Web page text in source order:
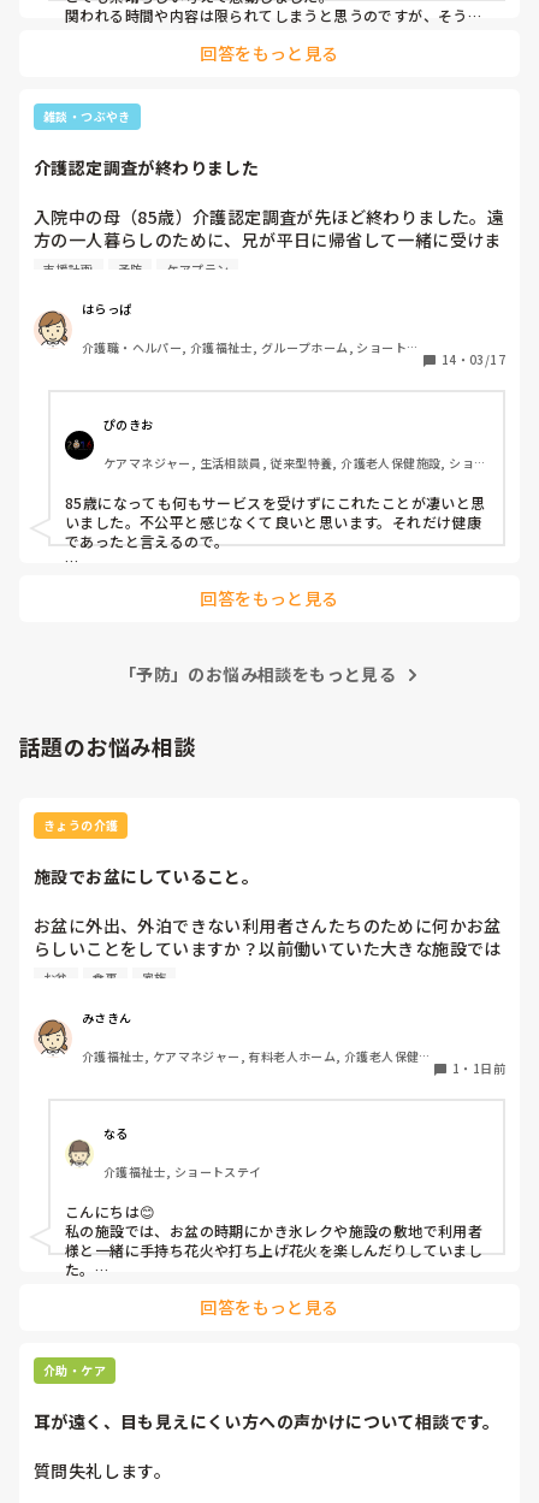
関われる時間や内容は限られてしまうと思うのですが、そう考
お送りする時も、家族がお世話になるときも安心です。
回答をもっと見る
雑談・つぶやき
介護認定調査が終わりました
入院中の母（85歳）介護認定調査が先ほど終わりました。遠
方の一人暮らしのために、兄が平日に帰省して一緒に受けま
した。
週には退院予定です。
認知症状なし、自立しているのもあり、おそらく非該当にな
る可能性は高いですが、具合悪くても元気を装い発見が遅れ
性もあるとのこと。
非該当でも、遠距離で一人暮らし，何か利用できるサービス
はないかと，地元の包括支援センター担当者と話し合う予定
とのこと。
85歳で一生懸命働いてきて、認知症状なく自立していて立派
なんですが、介護サービスはありがたく受けることが今のと
ころないとしても、85歳にもなって何もサービスが受けられ
ないことに、何か不公平さを感じてます。
のではないのですが。。母の退院後の生活を地域と私たち遠
支援計画 予防 ケアプラン
はらっぱ
介護職・ヘルパー, 介護福祉士, グループホーム, ショートス
14 ・ 03/17
ぴのきお
ケアマネジャー, 生活相談員, 従来型特養, 介護老人保健施設, ショー
85歳になっても何もサービスを受けずにこれたことが凄いと思
いました。不公平と感じなくて良いと思います。それだけ健康
であったと言えるので。
用は可能です。一人暮らしされてると言うことですので、訪問
環境づくりになるかと思います。試験ですが、入院中の認定調
でしたね。
回答をもっと見る
「予防」のお悩み相談をもっと見る
話題のお悩み相談
きょうの介護
施設でお盆にしていること。
お盆に外出、外泊できない利用者さんたちのために何かお盆
らしいことをしていますか？以前働いていた大きな施設では
実際に住職さんを呼びご焼香できるようにそれ用のスペース
族が面会に来る…などでした。お盆まであと少しです。何か
していることがあればぜひシェアよろしくお願いします。
お盆 食事 家族
みさきん
介護福祉士, ケアマネジャー, 有料老人ホーム, 介護老人保健施
1 ・ 1日前
なる
介護福祉士, ショートステイ
こんにちは😊
私の施設では、お盆の時期にかき氷レクや施設の敷地で利用者
様と一緒に手持ち花火や打ち上げ花火を楽しんだりしていまし
た。
利用者様にとっても良い経験にもなりますね！
回答をもっと見る
介助・ケア
耳が遠く、目も見えにくい方への声かけについて相談です。
質問失礼します。